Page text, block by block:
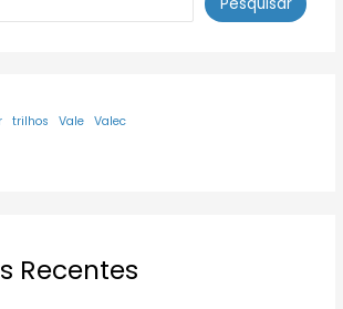
trilhos Vale Valec
Recentes